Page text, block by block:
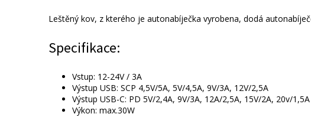
Leštěný kov, z kterého je autonabíječka vyrobena, dodá
Specifikace:
Vstup: 12-24V / 3A
Výstup USB: SCP 4,5V/5A, 5V/4,5A, 9V/3A, 12V/2,5A
Výstup USB-C: PD 5V/2,4A, 9V/3A, 12A/2,5A, 15V/2A, 20v/1,5A
Výkon: max.30W